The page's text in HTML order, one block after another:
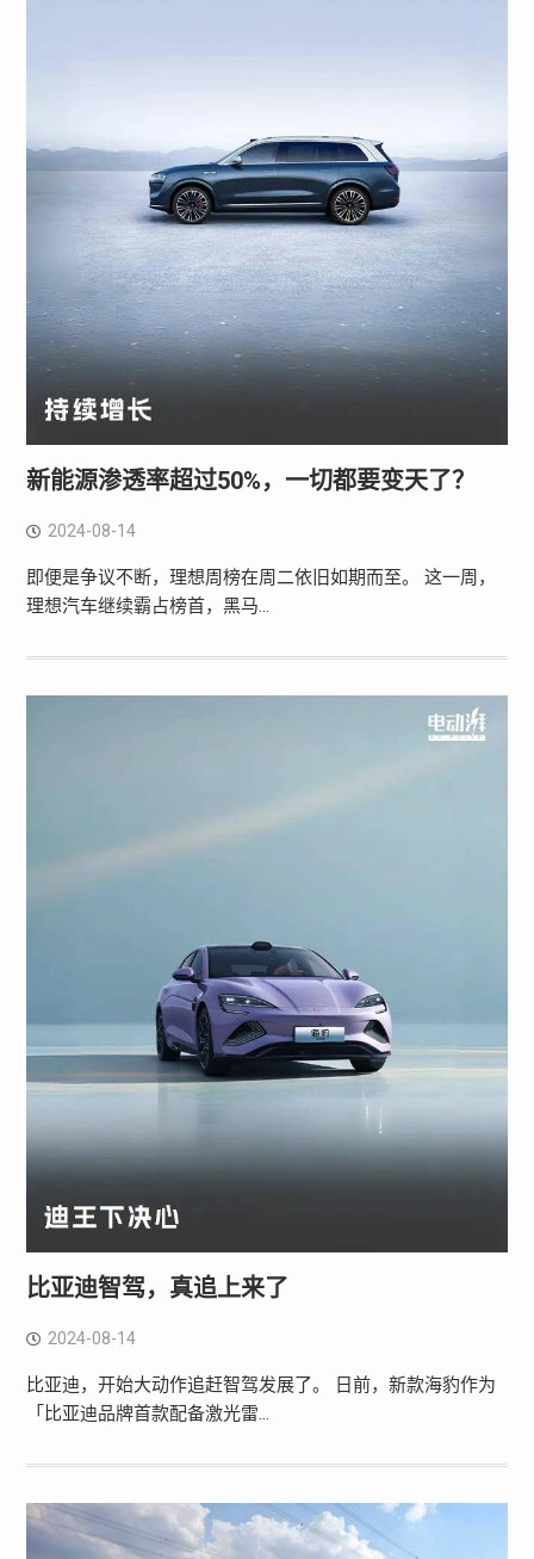
新能源渗透率超过50%，一切都要变天了？
2024-08-14
即便是争议不断，理想周榜在周二依旧如期而至。 这一周，
理想汽车继续霸占榜首，黑马…
比亚迪智驾，真追上来了
2024-08-14
比亚迪，开始大动作追赶智驾发展了。 日前，新款海豹作为
「比亚迪品牌首款配备激光雷…